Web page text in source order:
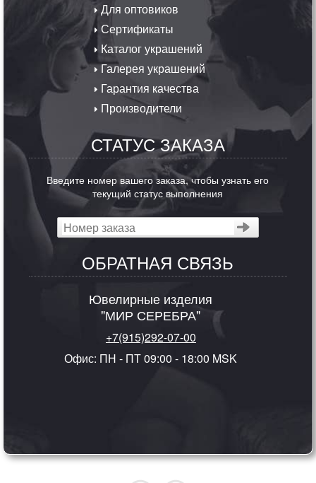
Для оптовиков
Сертификаты
Каталог украшений
Галерея украшений
Гарантия качества
Производители
СТАТУС ЗАКАЗА
Введите номер вашего заказа, чтобы узнать его
текущий статус выполнения
ОБРАТНАЯ СВЯЗЬ
Ювелирные изделия
"МИР СЕРЕБРА"
+7(915)292-07-00
Офис: ПН - ПТ 09:00 - 18:00 MSK